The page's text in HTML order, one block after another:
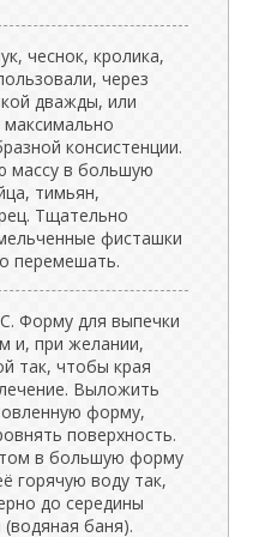
чеснок, кролика,
через
дважды, или
консистенции.
массу в большую
тимьян,
Тщательно
фисташки
перемешать.
Форму для выпечки
и, при желании,
так, чтобы края
Выложить
форму,
поверхность.
в большую форму
горячую воду так,
до середины
баня).